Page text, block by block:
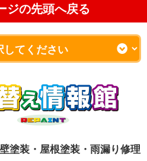
ジの先頭へ戻る
塗装・屋根塗装・雨漏り修理